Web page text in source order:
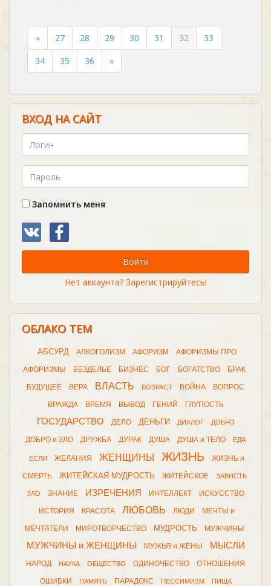
« 27 28 29 30 31 32
33
34
35 36 »
ВХОД НА САЙТ
Запомнить меня
Войти
Нет аккаунта? Зарегистрируйтесь!
ОБЛАКО ТЕМ
АБСУРД АЛКОГОЛИЗМ АФОРИЗМ АФОРИЗМЫ ПРО
АФОРИЗМЫ БЕЗДЕЛЬЕ БИЗНЕС БОГ БОГАТСТВО БРАК
БУДУЩЕЕ ВЕРА ВЛАСТЬ ВОЗРАСТ ВОЙНА ВОПРОС
ВРАЖДА ВРЕМЯ ВЫВОД ГЕНИЙ ГЛУПОСТЬ
ГОСУДАРСТВО ДЕЛО ДЕНЬГИ ДИАЛОГ ДОБРО
ДОБРО и ЗЛО ДРУЖБА ДУРАК ДУША ДУША и ТЕЛО ЕДА
ЕСЛИ ЖЕЛАНИЯ ЖЕНЩИНЫ ЖИЗНЬ ЖИЗНЬ и
СМЕРТЬ ЖИТЕЙСКАЯ МУДРОСТЬ ЖИТЕЙСКОЕ ЗАВИСТЬ
ЗЛО ЗНАНИЕ ИЗРЕЧЕНИЯ ИНТЕЛЛЕКТ ИСКУССТВО
ИСТОРИЯ КРАСОТА ЛЮБОВЬ ЛЮДИ МЕЧТЫ и
МЕЧТАТЕЛИ МИРОТВОРЧЕСТВО МУДРОСТЬ МУЖЧИНЫ
МУЖЧИНЫ и ЖЕНЩИНЫ МУЖЬЯ и ЖЕНЫ МЫСЛИ
НАРОД НАУКА ОБЩЕСТВО ОДИНОЧЕСТВО ОТНОШЕНИЯ
ОШИБКИ ПАМЯТЬ ПАРАДОКС ПЕССИМИЗМ ПИЩА